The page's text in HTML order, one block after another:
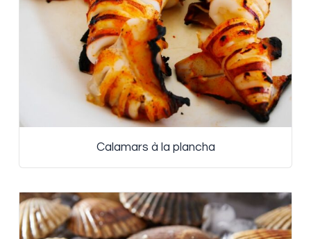
Calamars à la plancha